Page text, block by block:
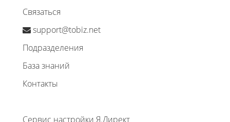
Связаться
support@tobiz.net
Подразделения
База знаний
Контакты
Сервис настройки Я.Директ